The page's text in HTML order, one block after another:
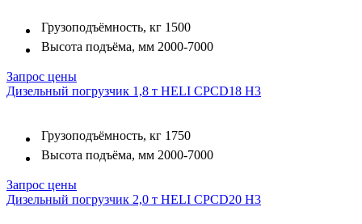
Грузоподъёмность, кг 1500
Высота подъёма, мм 2000-7000
Запрос цены
Дизельный погрузчик 1,8 т HELI CPСD18 H3
Грузоподъёмность, кг 1750
Высота подъёма, мм 2000-7000
Запрос цены
Дизельный погрузчик 2,0 т HELI CPCD20 H3